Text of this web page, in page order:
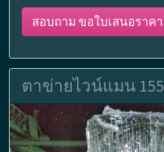
สอบถาม ขอใบเสนอราคา
ตาข่ายไวน์แมน 155